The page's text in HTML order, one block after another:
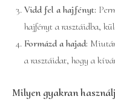
Vidd fel a hajfényt:
hajfényt a rasztáidba,
Formázd a hajad:
a rasztáidat, hogy a
Milyen gyakran